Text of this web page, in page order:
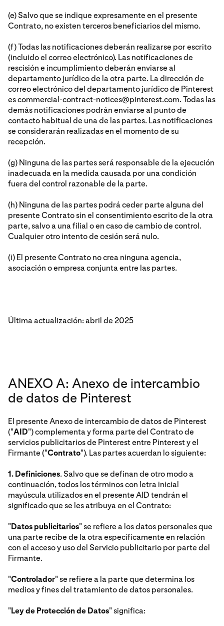
(e) Salvo que se indique expresamente en el presente
Contrato, no existen terceros beneficiarios del mismo.
(f) Todas las notificaciones deberán realizarse por escrito
(incluido el correo electrónico). Las notificaciones de
rescisión e incumplimiento deberán enviarse al
departamento jurídico de la otra parte. La dirección de
correo electrónico del departamento jurídico de Pinterest
escommercial-contract-notices@pinterest.com. Todas las
demás notificaciones podrán enviarse al punto de
contacto habitual de una de las partes. Las notificaciones
se considerarán realizadas en el momento de su
recepción.
(g) Ninguna de las partes será responsable de la ejecución
inadecuada en la medida causada por una condición
fuera del control razonable de la parte.
(h) Ninguna de las partes podrá ceder parte alguna del
presente Contrato sin el consentimiento escrito de la otra
parte, salvo a una filial o en caso de cambio de control.
Cualquier otro intento de cesión será nulo.
(i) El presente Contrato no crea ninguna agencia,
asociación o empresa conjunta entre las partes.
Última actualización: abril de 2025
ANEXO A: Anexo de intercambio
de datos de Pinterest
El presente Anexo de intercambio de datos de Pinterest
("AID") complementa y forma parte del Contrato de
servicios publicitarios de Pinterest entre Pinterest y el
Firmante ("Contrato"). Las partes acuerdan lo siguiente:
1. Definiciones. Salvo que se definan de otro modo a
continuación, todos los términos con letra inicial
mayúscula utilizados en el presente AID tendrán el
significado que se les atribuya en el Contrato:
"Datos publicitarios" se refiere a los datos personales que
una parte recibe de la otra específicamente en relación
con el acceso y uso del Servicio publicitario por parte del
Firmante.
"Controlador" se refiere a la parte que determina los
medios y fines del tratamiento de datos personales.
"Ley de Protección de Datos" significa: